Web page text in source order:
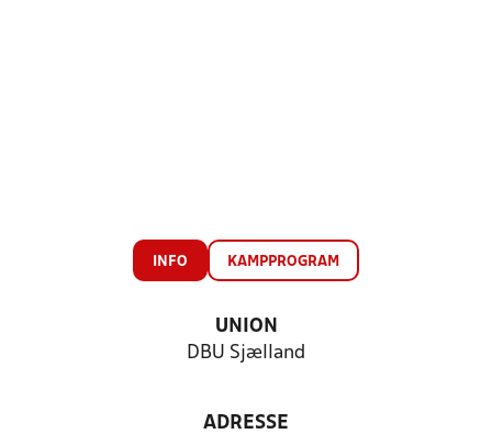
INFO KAMPPROGRAM
UNION
DBU Sjælland
ADRESSE